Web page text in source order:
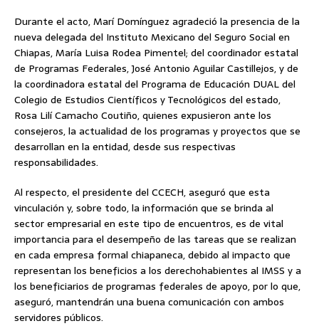
Durante el acto, Marí Domínguez agradeció la presencia de la
nueva delegada del Instituto Mexicano del Seguro Social en
Chiapas, María Luisa Rodea Pimentel; del coordinador estatal
de Programas Federales, José Antonio Aguilar Castillejos, y de
la coordinadora estatal del Programa de Educación DUAL del
Colegio de Estudios Científicos y Tecnológicos del estado,
Rosa Lilí Camacho Coutiño, quienes expusieron ante los
consejeros, la actualidad de los programas y proyectos que se
desarrollan en la entidad, desde sus respectivas
responsabilidades.
Al respecto, el presidente del CCECH, aseguró que esta
vinculación y, sobre todo, la información que se brinda al
sector empresarial en este tipo de encuentros, es de vital
importancia para el desempeño de las tareas que se realizan
en cada empresa formal chiapaneca, debido al impacto que
representan los beneficios a los derechohabientes al IMSS y a
los beneficiarios de programas federales de apoyo, por lo que,
aseguró, mantendrán una buena comunicación con ambos
servidores públicos.